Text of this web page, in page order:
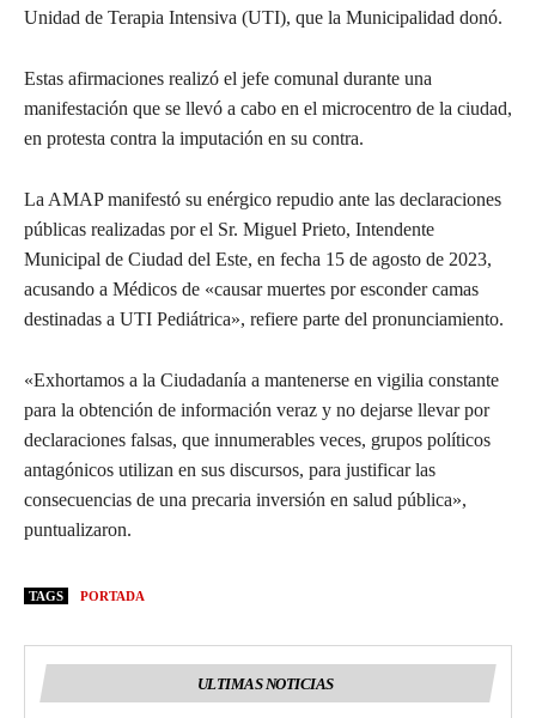
Unidad de Terapia Intensiva (UTI), que la Municipalidad donó.
Estas afirmaciones realizó el jefe comunal durante una
manifestación que se llevó a cabo en el microcentro de la ciudad,
en protesta contra la imputación en su contra.
La AMAP manifestó su enérgico repudio ante las declaraciones
públicas realizadas por el Sr. Miguel Prieto, Intendente
Municipal de Ciudad del Este, en fecha 15 de agosto de 2023,
acusando a Médicos de «causar muertes por esconder camas
destinadas a UTI Pediátrica», refiere parte del pronunciamiento.
«Exhortamos a la Ciudadanía a mantenerse en vigilia constante
para la obtención de información veraz y no dejarse llevar por
declaraciones falsas, que innumerables veces, grupos políticos
antagónicos utilizan en sus discursos, para justificar las
consecuencias de una precaria inversión en salud pública»,
puntualizaron.
TAGS PORTADA
ULTIMAS NOTICIAS